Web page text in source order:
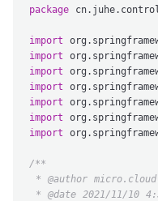
package
import
import
import
import
import
import
import
/**
* @author
* @date 2021/11/10